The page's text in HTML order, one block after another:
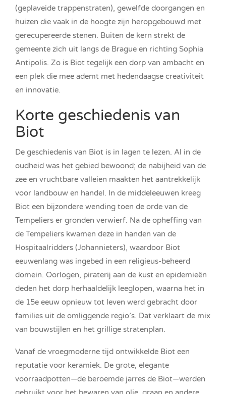
(geplaveide trappenstraten), gewelfde doorgangen en
huizen die vaak in de hoogte zijn heropgebouwd met
gerecupereerde stenen. Buiten de kern strekt de
gemeente zich uit langs de Brague en richting Sophia
Antipolis. Zo is Biot tegelijk een dorp van ambacht en
een plek die mee ademt met hedendaagse creativiteit
en innovatie.
Korte geschiedenis van
Biot
De geschiedenis van Biot is in lagen te lezen. Al in de
oudheid was het gebied bewoond; de nabijheid van de
zee en vruchtbare valleien maakten het aantrekkelijk
voor landbouw en handel. In de middeleeuwen kreeg
Biot een bijzondere wending toen de orde van de
Tempeliers er gronden verwierf. Na de opheffing van
de Tempeliers kwamen deze in handen van de
Hospitaalridders (Johannieters), waardoor Biot
eeuwenlang was ingebed in een religieus-beheerd
domein. Oorlogen, piraterij aan de kust en epidemieën
deden het dorp herhaaldelijk leeglopen, waarna het in
de 15e eeuw opnieuw tot leven werd gebracht door
families uit de omliggende regio’s. Dat verklaart de mix
van bouwstijlen en het grillige stratenplan.
Vanaf de vroegmoderne tijd ontwikkelde Biot een
reputatie voor keramiek. De grote, elegante
voorraadpotten—de beroemde jarres de Biot—werden